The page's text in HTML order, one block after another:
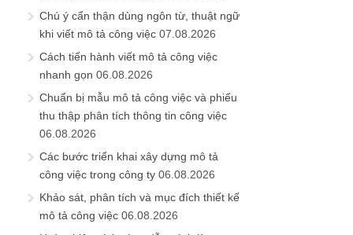
Chú ý cẩn thận dùng ngôn từ, thuật ngữ
khi viết mô tả công việc 07.08.2026
Cách tiến hành viết mô tả công việc
nhanh gọn 06.08.2026
Chuẩn bị mẫu mô tả công việc và phiếu
thu thập phân tích thông tin công việc
06.08.2026
Các bước triển khai xây dựng mô tả
công việc trong công ty 06.08.2026
Khảo sát, phân tích và mục đích thiết kế
mô tả công việc 06.08.2026